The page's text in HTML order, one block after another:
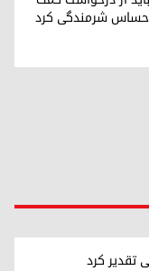
شرمندگی کرد
تقدیر کرد